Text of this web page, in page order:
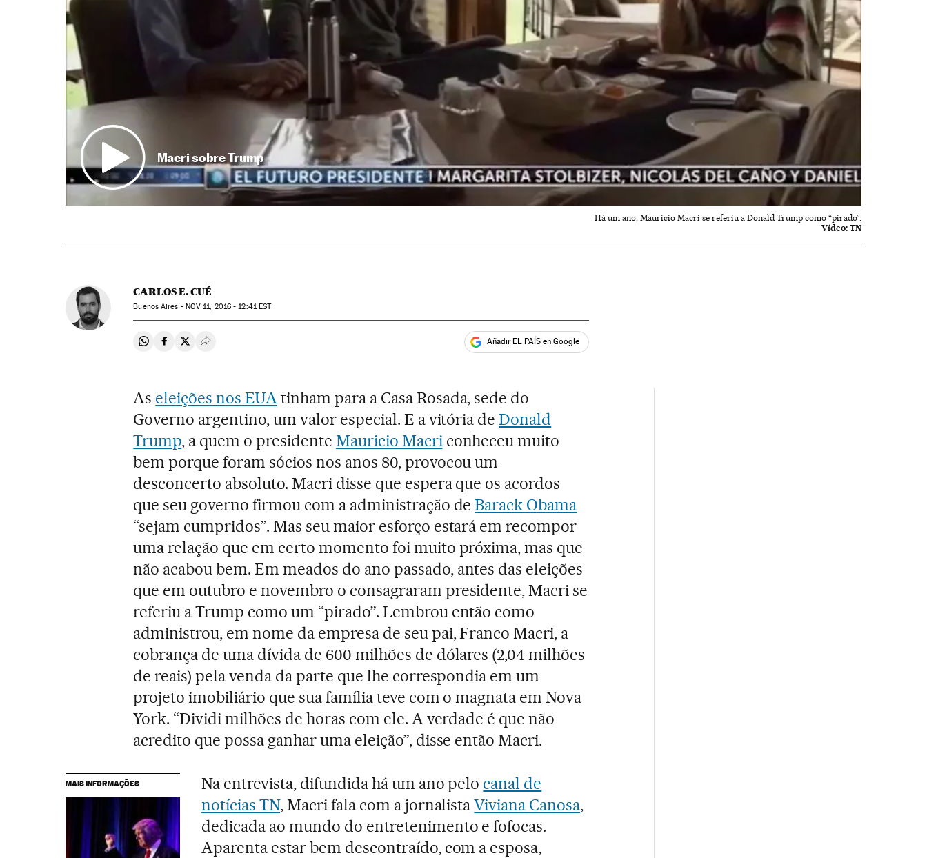
Macri sobre Trump
Há um ano, Mauricio Macri se referiu a Donald Trump como “pirado”.
Vídeo: TN
CARLOS E. CUÉ
Buenos Aires - NOV 11, 2016 - 12:41EST
Compartir en Whatsapp
Compartir en Facebook
Compartir en Twitter
Desplegar Redes Sociales Añadir EL PAÍS en Google
As eleições nos EUAtinham para a Casa Rosada, sede do
Governo argentino, um valor especial. E a vitória deDonald
Trump, a quem o presidente Mauricio Macriconheceu muito
bem porque foram sócios nos anos 80, provocou um
desconcerto absoluto. Macri disse que espera que os acordos
que seu governo firmou com a administração deBarack Obama
“sejam cumpridos”. Mas seu maior esforço estará em recompor
uma relação que em certo momento foi muito próxima, mas que
não acabou bem. Em meados do ano passado, antes das eleições
que em outubro e novembro o consagraram presidente, Macri se
referiu a Trump como um “pirado”. Lembrou então como
administrou, em nome da empresa de seu pai, Franco Macri, a
cobrança de uma dívida de 600 milhões de dólares (2,04 milhões
de reais) pela venda da parte que lhe correspondia em um
projeto imobiliário que sua família teve com o magnata em Nova
York. “Dividi milhões de horas com ele. A verdade é que não
acredito que possa ganhar uma eleição”, disse então Macri.
MAIS INFORMAÇÕES Na entrevista, difundida há um ano pelo canal de
notícias TN, Macri fala com a jornalistaViviana Canosa,
dedicada ao mundo do entretenimento e fofocas.
Aparenta estar bem descontraído, com a esposa,